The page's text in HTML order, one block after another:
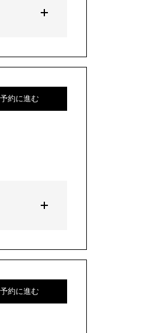
予約に進む
予約に進む